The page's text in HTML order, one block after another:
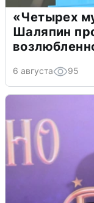
«Четырех
Шаляпин
6 августа 95